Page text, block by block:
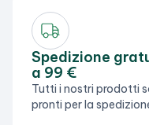
Spedizione
a 99 €
Tutti i nostri prodotti
pronti per la